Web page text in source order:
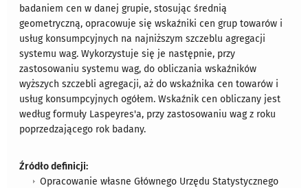
badaniem cen w danej grupie, stosując średnią
geometryczną, opracowuje się wskaźniki cen grup towarów i
usług konsumpcyjnych na najniższym szczeblu agregacji
systemu wag. Wykorzystuje się je następnie, przy
zastosowaniu systemu wag, do obliczania wskaźników
wyższych szczebli agregacji, aż do wskaźnika cen towarów i
usług konsumpcyjnych ogółem. Wskaźnik cen obliczany jest
według formuły Laspeyres'a, przy zastosowaniu wag z roku
poprzedzającego rok badany.
Źródło definicji:
Opracowanie własne Głównego Urzędu Statystycznego